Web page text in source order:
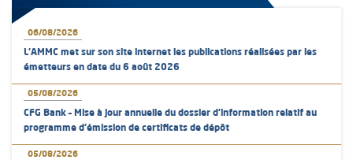
06/08/2026
L’AMMC met sur son site internet les publications réalisées par les
émetteurs en date du 6 août 2026
05/08/2026
CFG Bank – Mise à jour annuelle du dossier d’information relatif au
programme d'émission de certificats de dépôt
05/08/2026